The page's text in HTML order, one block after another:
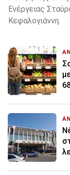
Ενέργειας
Κεφαλογιάννη.